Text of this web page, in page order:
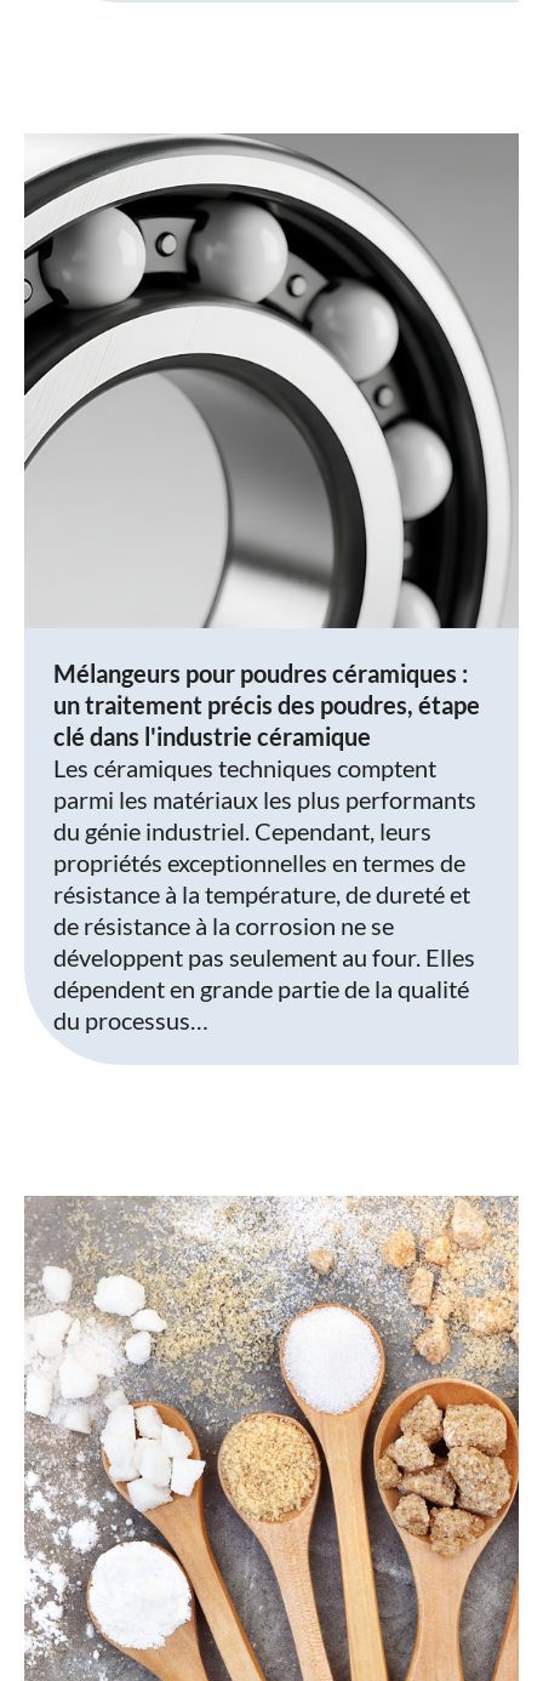
Mélangeurs pour poudres céramiques :
un traitement précis des poudres, étape
clé dans l'industrie céramique
Les céramiques techniques comptent
parmi les matériaux les plus performants
du génie industriel. Cependant, leurs
propriétés exceptionnelles en termes de
résistance à la température, de dureté et
de résistance à la corrosion ne se
développent pas seulement au four. Elles
dépendent en grande partie de la qualité
du processus…